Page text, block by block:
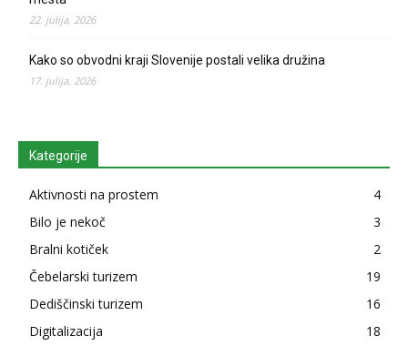
22. julija, 2026
Kako so obvodni kraji Slovenije postali velika družina
17. julija, 2026
Kategorije
Aktivnosti na prostem
4
Bilo je nekoč
3
Bralni kotiček
2
Čebelarski turizem
19
Dediščinski turizem
16
Digitalizacija
18